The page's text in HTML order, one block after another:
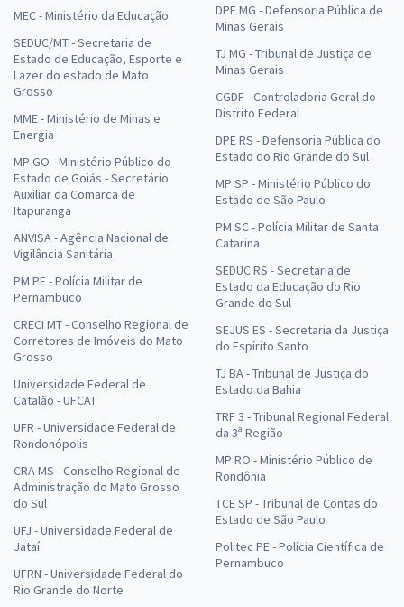
MEC - Ministério da Educação
SEDUC/MT - Secretaria de
Estado de Educação, Esporte e
Lazer do estado de Mato
Grosso
MME - Ministério de Minas e
Energia
MP GO - Ministério Público do
Estado de Goiás - Secretário
Auxiliar da Comarca de
Itapuranga
ANVISA - Agência Nacional de
Vigilância Sanitária
PM PE - Polícia Militar de
Pernambuco
CRECI MT - Conselho Regional de
Corretores de Imóveis do Mato
Grosso
Universidade Federal de
Catalão - UFCAT
UFR - Universidade Federal de
Rondonópolis
CRA MS - Conselho Regional de
Administração do Mato Grosso
do Sul
UFJ - Universidade Federal de
Jataí
UFRN - Universidade Federal do
Rio Grande do Norte
DPE MG - Defensoria Pública de
Minas Gerais
TJ MG - Tribunal de Justiça de
Minas Gerais
CGDF - Controladoria Geral do
Distrito Federal
DPE RS - Defensoria Pública do
Estado do Rio Grande do Sul
MP SP - Ministério Público do
Estado de São Paulo
PM SC - Polícia Militar de Santa
Catarina
SEDUC RS - Secretaria de
Estado da Educação do Rio
Grande do Sul
SEJUS ES - Secretaria da Justiça
do Espírito Santo
TJ BA - Tribunal de Justiça do
Estado da Bahia
TRF 3 - Tribunal Regional Federal
da 3ª Região
MP RO - Ministério Público de
Rondônia
TCE SP - Tribunal de Contas do
Estado de São Paulo
Politec PE - Polícia Científica de
Pernambuco